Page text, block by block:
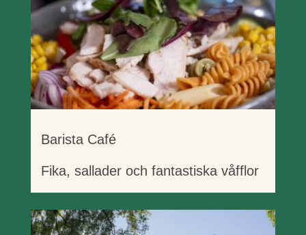
Barista Café
Fika, sallader och fantastiska våfflor